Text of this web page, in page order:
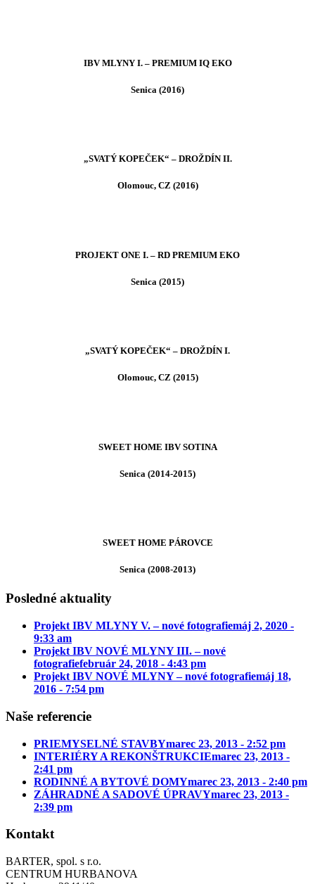
IBV MLYNY I. – PREMIUM IQ EKO
Senica (2016)
„SVATÝ KOPEČEK“ – DROŽDÍN II.
Olomouc, CZ (2016)
PROJEKT ONE I. – RD PREMIUM EKO
Senica (2015)
„SVATÝ KOPEČEK“ – DROŽDÍN I.
Olomouc, CZ (2015)
SWEET HOME IBV SOTINA
Senica (2014-2015)
SWEET HOME PÁROVCE
Senica (2008-2013)
Posledné aktuality
Projekt IBV MLYNY V. – nové fotografiemáj 2, 2020 -
9:33 am
Projekt IBV NOVÉ MLYNY III. – nové
fotografiefebruár 24, 2018 - 4:43 pm
Projekt IBV NOVÉ MLYNY – nové fotografiemáj 18,
2016 - 7:54 pm
Naše referencie
PRIEMYSELNÉ STAVBYmarec 23, 2013 - 2:52 pm
INTERIÉRY A REKONŠTRUKCIEmarec 23, 2013 -
2:41 pm
RODINNÉ A BYTOVÉ DOMYmarec 23, 2013 - 2:40 pm
ZÁHRADNÉ A SADOVÉ ÚPRAVYmarec 23, 2013 -
2:39 pm
Kontakt
BARTER, spol. s r.o.
CENTRUM HURBANOVA